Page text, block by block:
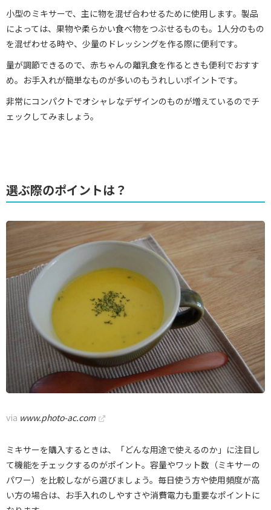
小型のミキサーで、主に物を混ぜ合わせるために使用します。製品
によっては、果物や柔らかい食べ物をつぶせるものも。1人分のもの
を混ぜわせる時や、少量のドレッシングを作る際に便利です。
量が調節できるので、赤ちゃんの離乳食を作るときも便利でおすす
め。お手入れが簡単なものが多いのもうれしいポイントです。
非常にコンパクトでオシャレなデザインのものが増えているのでチ
ェックしてみましょう。
選ぶ際のポイントは？
via www.photo-ac.com
ミキサーを購入するときは、「どんな用途で使えるのか」に注目し
て機能をチェックするのがポイント。容量やワット数（ミキサーの
パワー）を比較しながら選びましょう。毎日使う方や使用頻度が高
い方の場合は、お手入れのしやすさや消費電力も重要なポイントに